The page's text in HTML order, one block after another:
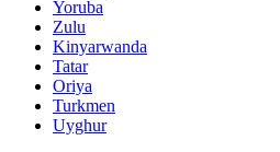
Yoruba
Zulu
Kinyarwanda
Tatar
Oriya
Turkmen
Uyghur